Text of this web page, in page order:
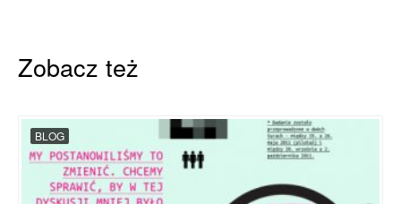
Zobacz też
BLOG